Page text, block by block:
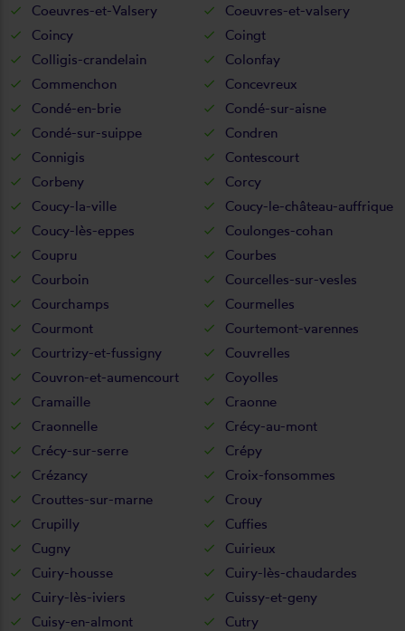
Coeuvres-et-Valsery
Coeuvres-et-valsery
Coincy
Coingt
Colligis-crandelain
Colonfay
Commenchon
Concevreux
Condé-en-brie
Condé-sur-aisne
Condé-sur-suippe
Condren
Connigis
Contescourt
Corbeny
Corcy
Coucy-la-ville
Coucy-le-château-auffrique
Coucy-lès-eppes
Coulonges-cohan
Coupru
Courbes
Courboin
Courcelles-sur-vesles
Courchamps
Courmelles
Courmont
Courtemont-varennes
Courtrizy-et-fussigny
Couvrelles
Couvron-et-aumencourt
Coyolles
Cramaille
Craonne
Craonnelle
Crécy-au-mont
Crécy-sur-serre
Crépy
Crézancy
Croix-fonsommes
Crouttes-sur-marne
Crouy
Crupilly
Cuffies
Cugny
Cuirieux
Cuiry-housse
Cuiry-lès-chaudardes
Cuiry-lès-iviers
Cuissy-et-geny
Cuisy-en-almont
Cutry